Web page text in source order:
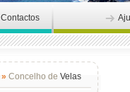
Contactos
» Concelho de Velas